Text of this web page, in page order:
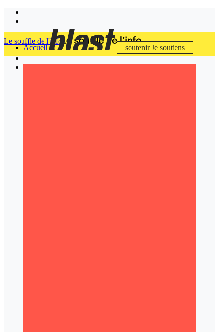
Accueil soutenirJe soutiens
Le souffle de l'info